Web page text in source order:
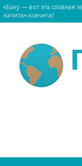
«Баку — вот эта славная
капитан ковчега)